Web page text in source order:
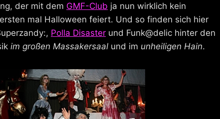
der mit dem GMF-Club ja nun wirklich kein
mal Halloween feiert. Und so finden sich hier
Polla Disaster und Funk@delic hinter den
im großen Massakersaal und im unheiligen Hain.